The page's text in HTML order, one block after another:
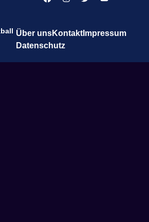
Über unsKontaktImpressum
Datenschutz